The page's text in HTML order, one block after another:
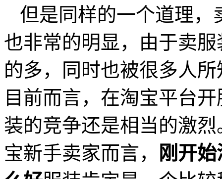
但是同样的一个道理，
也非常的明显，由于卖
的多，同时也被很多人
目前而言，在淘宝平台
装的竞争还是相当的激
宝新手卖家而言，
刚开